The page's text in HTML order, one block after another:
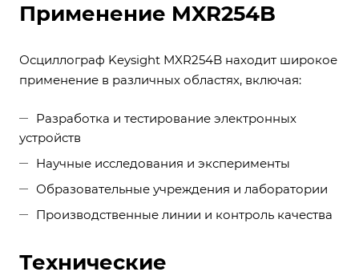
Применение MXR254B
Осциллограф Keysight MXR254B находит широкое
применение в различных областях, включая:
Разработка и тестирование электронных
устройств
Научные исследования и эксперименты
Образовательные учреждения и лаборатории
Производственные линии и контроль качества
Технические